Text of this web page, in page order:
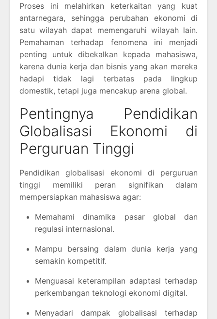
Proses ini melahirkan keterkaitan yang kuat
antarnegara, sehingga perubahan ekonomi di
satu wilayah dapat memengaruhi wilayah lain.
Pemahaman terhadap fenomena ini menjadi
penting untuk dibekalkan kepada mahasiswa,
karena dunia kerja dan bisnis yang akan mereka
hadapi tidak lagi terbatas pada lingkup
domestik, tetapi juga mencakup arena global.
Pentingnya Pendidikan
Globalisasi Ekonomi di
Perguruan Tinggi
Pendidikan globalisasi ekonomi di perguruan
tinggi memiliki peran signifikan dalam
mempersiapkan mahasiswa agar:
Memahami dinamika pasar global dan
regulasi internasional.
Mampu bersaing dalam dunia kerja yang
semakin kompetitif.
Menguasai keterampilan adaptasi terhadap
perkembangan teknologi ekonomi digital.
Menyadari dampak globalisasi terhadap